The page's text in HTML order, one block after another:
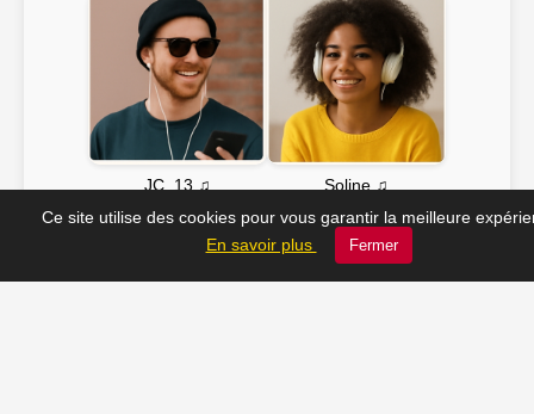
JC_13 ♫ Soline ♫
📸 Tu veux apparaître ici ? Envoie-nous ta photo à
contact@radio-lechatelet.fr
Ce site utilise des cookies pour vous garantir la meilleure
En savoir plus
Fermer